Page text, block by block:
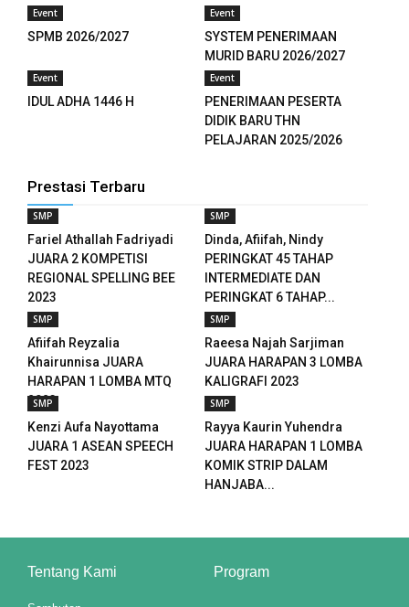
panel
panel
panel
panel
panel
panel
panel
panel
panel
Event
SPMB 2026/2027
Event
SYSTEM PENERIMAAN
MURID BARU 2026/2027
Event
IDUL ADHA 1446 H
Event
PENERIMAAN PESERTA
DIDIK BARU THN
PELAJARAN 2025/2026
Prestasi Terbaru
SMP
Fariel Athallah Fadriyadi
JUARA 2 KOMPETISI
REGIONAL SPELLING BEE
2023
SMP
Dinda, Afiifah, Nindy
PERINGKAT 45 TAHAP
INTERMEDIATE DAN
PERINGKAT 6 TAHAP...
SMP
Afiifah Reyzalia
Khairunnisa JUARA
HARAPAN 1 LOMBA MTQ
2023
SMP
Raeesa Najah Sarjiman
JUARA HARAPAN 3 LOMBA
KALIGRAFI 2023
SMP
Kenzi Aufa Nayottama
JUARA 1 ASEAN SPEECH
FEST 2023
SMP
Rayya Kaurin Yuhendra
JUARA HARAPAN 1 LOMBA
KOMIK STRIP DALAM
HANJABA...
Tentang Kami Program